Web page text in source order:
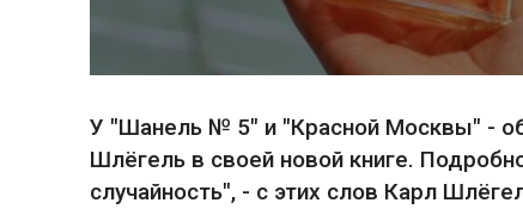
У "Шанель № 5" и "Красной Москвы" -
Шлëгель в своей новой книге.
случайность", - с этих слов Карл